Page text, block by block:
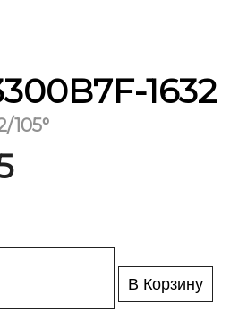
1632
105°
В Корзину